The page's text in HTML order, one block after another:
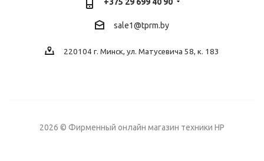
sale1@tprm.by
220104 г. Минск, ул. Матусевича 58, к. 183
2026 © Фирменный онлайн магазин техники HP